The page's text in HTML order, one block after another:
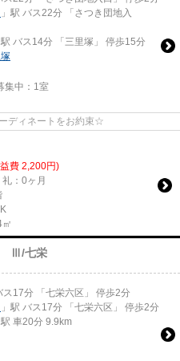
」駅 バス22分 「さつき団地入
駅 バス14分 「三里塚」 停歩15分
中： 1室
ディネートをお約束☆
費 2,200円)
：0ヶ月
Ⅲ/七栄
ス17分 「七栄六区」 停歩2分
」駅 バス17分 「七栄六区」 停歩2分
駅 車20分 9.9km